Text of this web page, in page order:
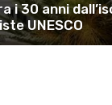
i 30 anni
UNESCO